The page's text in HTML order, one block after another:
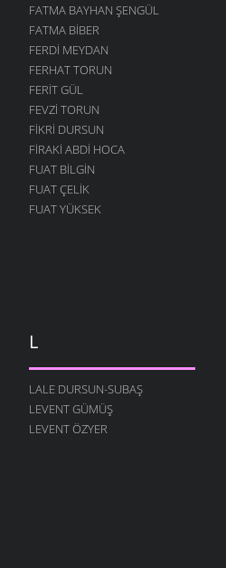
FATMA BAYHAN ŞENGÜL
FATMA BIBER
FERDI MEYDAN
FERHAT TORUN
FERIT GÜL
FEVZI TORUN
FIKRI DURSUN
FIRAKI ABDI HOCA
FUAT BILGIN
FUAT ÇELIK
FUAT YÜKSEK
L
LALE DURSUN-SUBAŞ
LEVENT GÜMÜŞ
LEVENT ÖZYER